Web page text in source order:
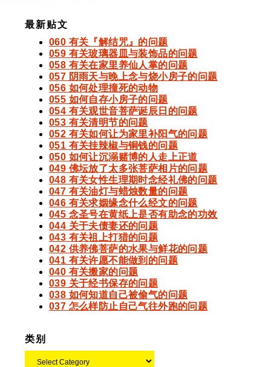
最新贴文
060 有关『解结咒』的问题
059 有关玻璃器皿与装饰品的问题
058 有关在家里养仙人掌的问题
057 阴雨天与晚上念与烧小房子的问题
056 如何处理撞死的动物
055 如何自存小房子的问题
054 有关观世音菩萨诞辰日的问题
053 有关清明节的问题
052 有关如何让为家里补阳气的问题
051 有关挂辣椒与铜钱的问题
050 如何让沉溺赌博的人走上正道
049 佛坛放了太多张菩萨相片的问题
048 有关女性生理期时念经礼佛的问题
047 有关油灯与蜡烛数量的问题
046 有关求姻缘念什么经文的问题
045 念圣号在黄纸上是否有助念的功效
044 关于夫债妻还的问题
043 有关祖上打猎的问题
042 供养佛菩萨的水果与鲜花的问题
041 有关许愿不能做到的问题
040 有关搬家的问题
039 关于经书保存的问题
038 如何知道自己被偷气的问题
037 怎么样防止自己气往外跑的问题
类别